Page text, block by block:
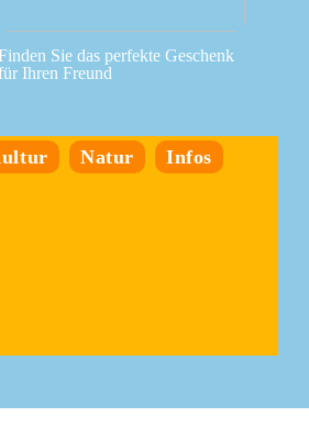
Sie das perfekte Geschenk
Ihren Freund
Natur Infos